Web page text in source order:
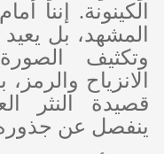
الكينونة. إننا
المشهد، بل
وتكثيف
الانزياح
قصيدة النثر
ينفصل عن جذوره